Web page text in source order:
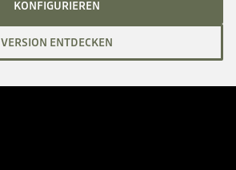
KONFIGURIEREN
VERSION ENTDECKEN